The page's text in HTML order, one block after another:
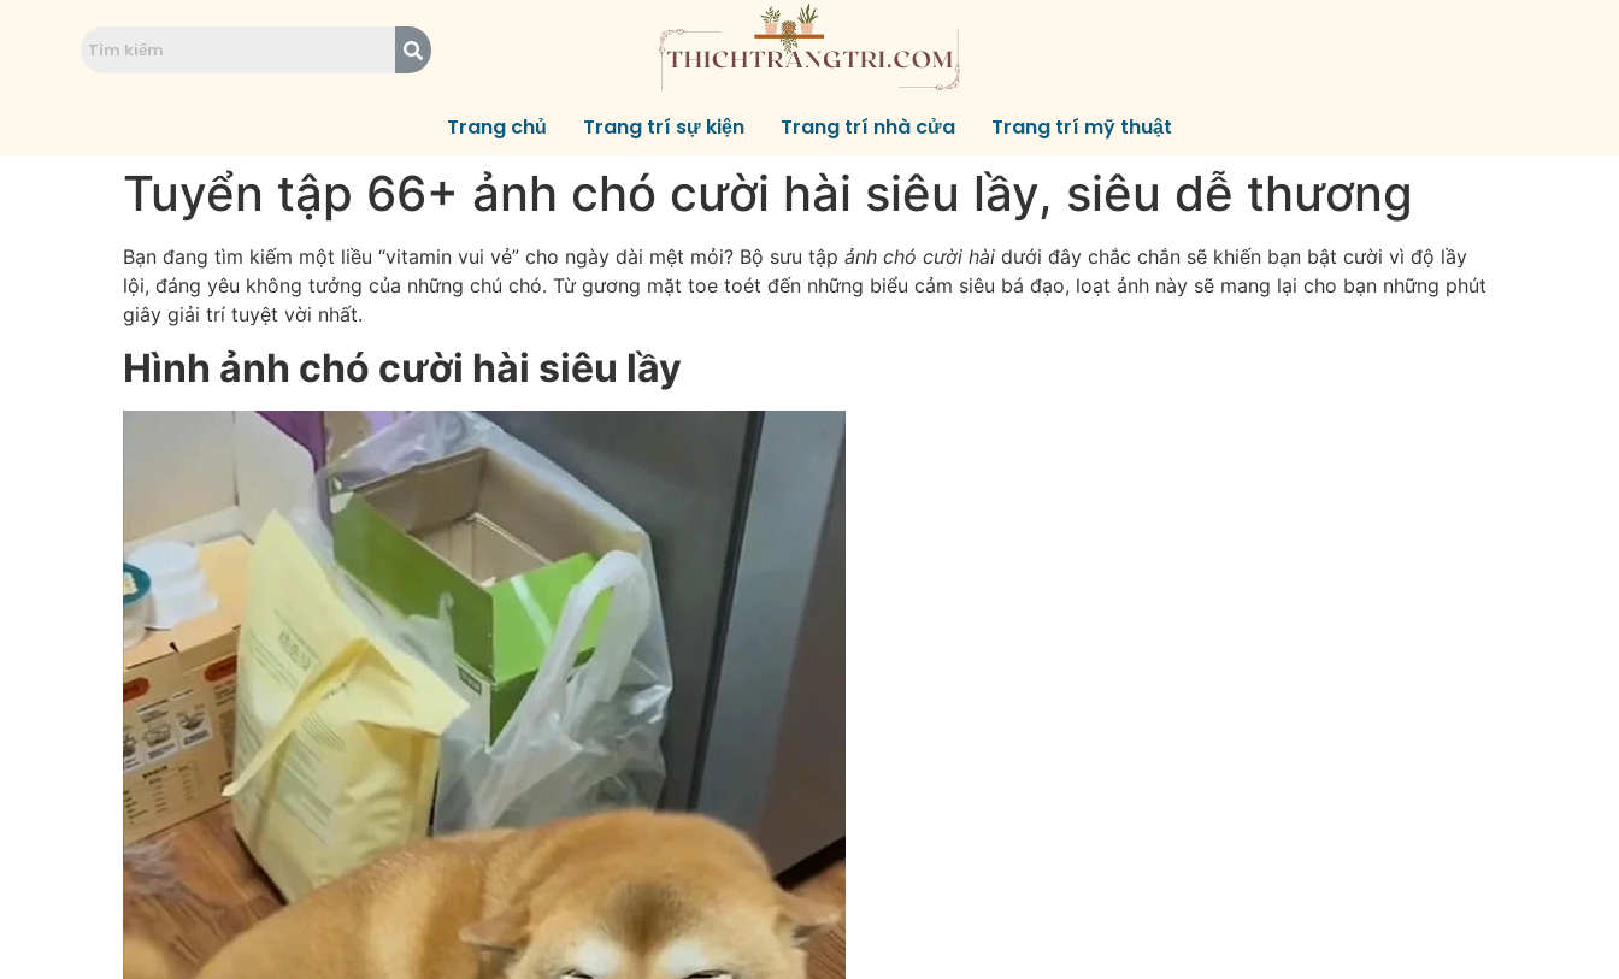
Trang chủ Trang trí sự kiện Trang trí nhà cửa Trang trí mỹ thuật
Tuyển tập 66+ ảnh chó cười hài siêu lầy, siêu dễ thương
Bạn đang tìm kiếm một liều “vitamin vui vẻ” cho ngày dài mệt mỏi? Bộ sưu tập ảnh chó cười hài dưới đây chắc chắn sẽ khiến bạn bật cười vì độ lầy
lội, đáng yêu không tưởng của những chú chó. Từ gương mặt toe toét đến những biểu cảm siêu bá đạo, loạt ảnh này sẽ mang lại cho bạn những phút
giây giải trí tuyệt vời nhất.
Hình ảnh chó cười hài siêu lầy